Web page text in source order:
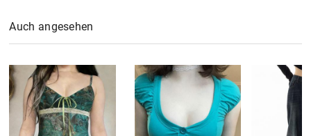
Auch angesehen